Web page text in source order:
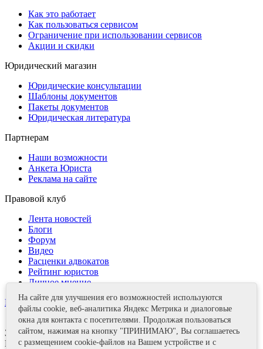
Как это работает
Как пользоваться сервисом
Ограничение при использовании сервисов
Акции и скидки
Юридический магазин
Юридические консультации
Шаблоны документов
Пакеты документов
Юридическая литература
Партнерам
Наши возможности
Анкета Юриста
Реклама на сайте
Правовой клуб
Лента новостей
Блоги
Форум
Видео
Расценки адвокатов
Рейтинг юристов
Личное мнение
Контакты
Задать вопрос
Поделиться
На сайте для улучшения его возможностей используются
файлы cookie, веб-аналитика Яндекс Метрика и диалоговые
окна для контакта с посетителями. Продолжая пользоваться
сайтом, нажимая на кнопку "ПРИНИМАЮ", Вы соглашаетесь
с размещением cookie-файлов на Вашем устройстве и с